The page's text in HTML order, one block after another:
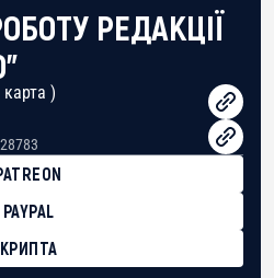
РЕДАКЦІЇ
)
PAYPAL
КРИПТА